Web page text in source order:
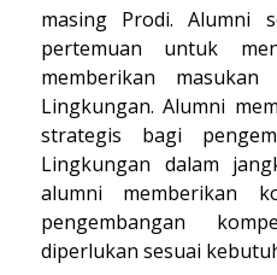
masing Prodi. Alumni
pertemuan untuk
memberikan
Lingkungan. Alumni
strategis bagi
Lingkungan dalam
alumni memberikan
pengembangan
diperlukan sesuai